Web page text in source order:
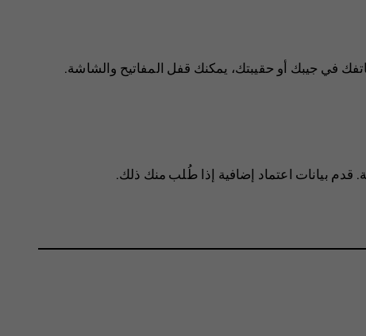
في جيبك أو حقيبتك، يمكنك قفل المفاتيح والشاشة.
بيانات اعتماد إضافية إذا طُلب منك ذلك.